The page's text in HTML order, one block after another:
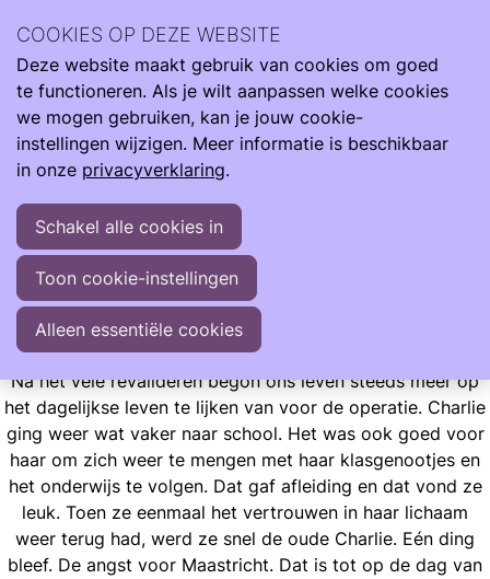
Zoeken
met een bijzonder verhaal. Ze heeft haar leven verrijkt en
mens gemaakt.
"Met liefde, trots en veelal optimisme vertel ik jullie graag
over haar indrukwekkende start en mijn leven met dit
wonder"
Ervaringen Opgroeien
Ilse Blogt
De angst voor Maastricht blijft
De angst voor Maastricht blijft
Na het vele revalideren begon ons leven steeds meer op
het dagelijkse leven te lijken van voor de operatie. Charlie
ging weer wat vaker naar school. Het was ook goed voor
haar om zich weer te mengen met haar klasgenootjes en
het onderwijs te volgen. Dat gaf afleiding en dat vond ze
leuk. Toen ze eenmaal het vertrouwen in haar lichaam
weer terug had, werd ze snel de oude Charlie. Eén ding
bleef. De angst voor Maastricht. Dat is tot op de dag van
COOKIES OP DEZE WEBSITE
Deze website maakt gebruik van cookies om goed
te functioneren. Als je wilt aanpassen welke cookies
we mogen gebruiken, kan je jouw cookie-
instellingen wijzigen. Meer informatie is beschikbaar
in onze privacyverklaring.
Schakel alle cookies in
Toon cookie-instellingen
Alleen essentiële cookies